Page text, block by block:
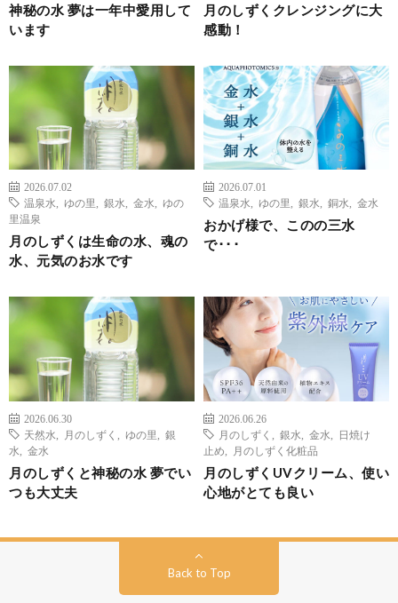
神秘の水 夢は一年中愛用して
います
月のしずくクレンジングに大
感動！
2026.07.02
温泉水
ゆの里 銀水 金水
ゆの
里温泉
月のしずくは生命の水、魂の
水、元気のお水です
2026.07.01
温泉水
ゆの里 銀水 銅水 金水
おかげ様で、このの三水
で･･･
2026.06.30
天然水
月のしずく ゆの里
銀
水
金水
月のしずくと神秘の水 夢でい
つも大丈夫
2026.06.26
月のしずく
銀水 金水
日焼け
止め
月のしずく化粧品
月のしずくUVクリーム、使い
心地がとても良い
Back to Top